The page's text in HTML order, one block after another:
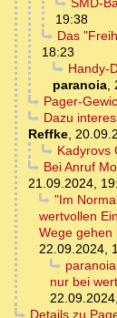
SMD-
19:38
Das
18:23
Handy-
paranoia,
Pager-
Dazu
Reffke,
Kadyrovs
Bei Anruf
21.09.2024,
"Im
wertvollen
Wege gehen
22.09.2024,
nur bei
Details zu